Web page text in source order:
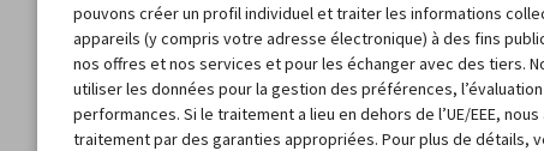
pouvons créer un profil individuel et traiter les informations
appareils (y compris votre adresse électronique) à des fins
nos offres et nos services et pour les échanger avec des tiers.
utiliser les données pour la gestion des préférences,
performances. Si le traitement a lieu en dehors de l’UE/EEE,
traitement par des garanties appropriées. Pour plus de détails,